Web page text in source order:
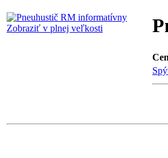
Zobraziť v plnej veľkosti